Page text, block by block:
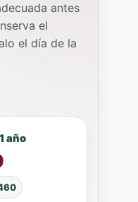
antes
el
el día de la
año